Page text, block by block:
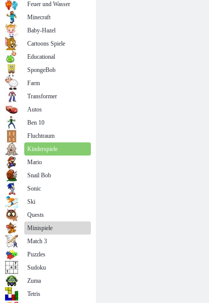
Feuer und Wasser
Minecraft
Baby-Hazel
Cartoons Spiele
Educational
SpongeBob
Farm
Transformer
Autos
Ben 10
Fluchtraum
Kinderspiele
Mario
Snail Bob
Sonic
Ski
Quests
Minispiele
Match 3
Puzzles
Sudoku
Zuma
Tetris